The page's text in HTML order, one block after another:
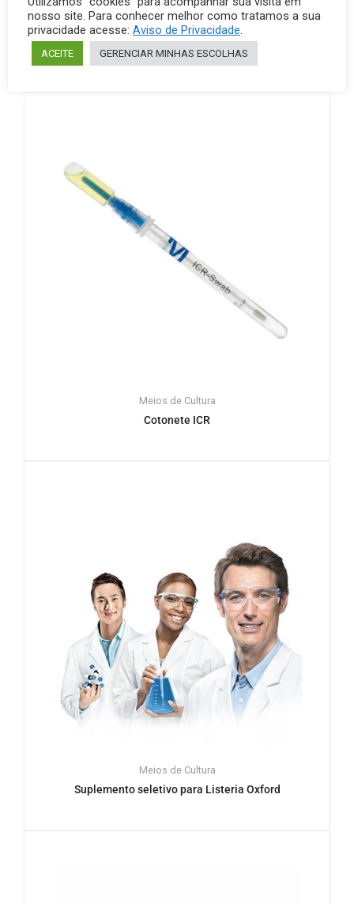
Outros Produtos
Meios de Cultura
Cotonete ICR
Meios de Cultura
Suplemento seletivo para Listeria Oxford
nosso site. Para conhecer melhor como tratamos a sua
privacidade acesse: Aviso de Privacidade
ACEITE GERENCIAR MINHAS ESCOLHAS